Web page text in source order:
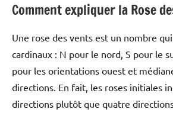
Comment expliquer la Rose
Une rose des vents est un nombre
cardinaux : N pour le nord, S pour le
pour les orientations ouest et
directions. En fait, les roses initiales
directions plutôt que quatre